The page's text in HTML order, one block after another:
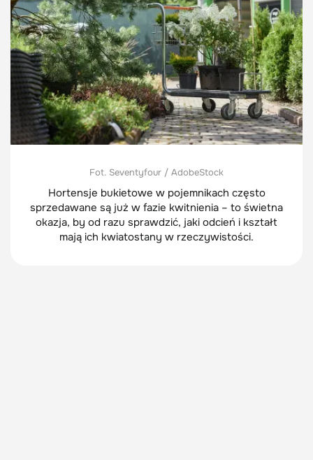
Fot. Seventyfour / AdobeStock
Hortensje bukietowe w pojemnikach często
sprzedawane są już w fazie kwitnienia – to świetna
okazja, by od razu sprawdzić, jaki odcień i kształt
mają ich kwiatostany w rzeczywistości.